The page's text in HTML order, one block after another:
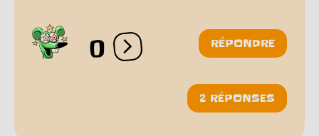
0 Ouvrir les réactions
RÉPONDRE
2 RÉPONSES